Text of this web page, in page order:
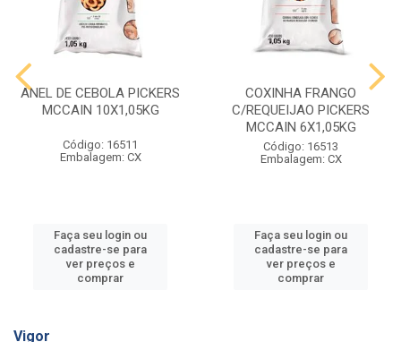
ANEL DE CEBOLA PICKERS
MCCAIN 10X1,05KG
Código: 16511
Embalagem: CX
Faça seu login ou
cadastre-se para
ver preços e
comprar
COXINHA FRANGO
C/REQUEIJAO PICKERS
MCCAIN 6X1,05KG
Código: 16513
Embalagem: CX
Faça seu login ou
cadastre-se para
ver preços e
comprar
Vigor